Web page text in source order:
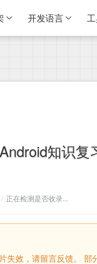
开发语言
Android知识复
/ 正在检测是否收录...
效，请留言反馈。 部